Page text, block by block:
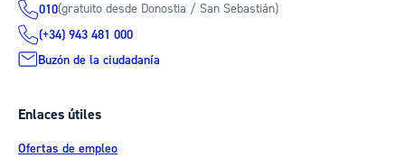
010(gratuito desde Donostia / San Sebastián)
(+34) 943 481 000
Buzón de la ciudadanía
Enlaces útiles
Ofertas de empleo